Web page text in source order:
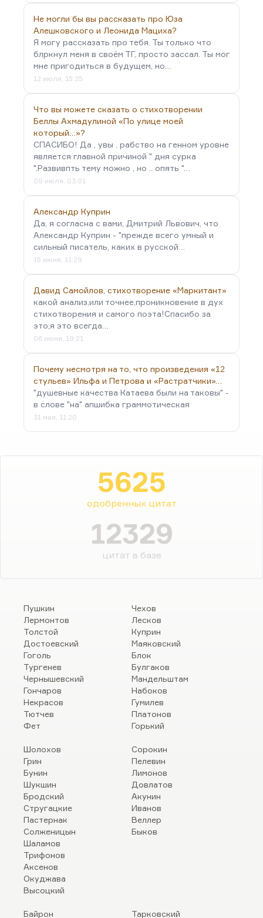
Не могли бы вы рассказать про Юза
Алешковского и Леонида Мациха?
Я могу рассказать про тебя. Ты только что
блркнул меня в своём ТГ, просто зассал. Ты мог
мне пригодиться в будущем, но…
12 июля, 15:25
Что вы можете сказать о стихотворении
Беллы Ахмадулиной «По улице моей
который…»?
СПАСИБО! Да , увы . рабство на генном уровне
является главной причиной " дня сурка
".Развивпть тему можно , но .. опять "…
09 июля, 03:01
Александр Куприн
Да, я согласна с вами, Дмитрий Львович, что
Александр Куприн - "прежде всего умный и
сильный писатель, каких в русской…
15 июня, 11:29
Давид Самойлов, стихотворение «Маркитант»
какой анализ,или точнее,проникновение в дух
стихотворения и самого поэта!Спасибо за
это,я это всегда…
06 июня, 19:21
Почему несмотря на то, что произведения «12
стульев» Ильфа и Петрова и «Растратчики»…
"душевные качества Катаева были на таковы" -
в слове "на" апшибка граммотическая
31 мая, 11:20
5625
одобренных цитат
12329
цитат в базе
Пушкин
Лермонтов
Толстой
Достоевский
Гоголь
Тургенев
Чернышевский
Гончаров
Некрасов
Тютчев
Фет
Чехов
Лесков
Куприн
Маяковский
Блок
Булгаков
Мандельштам
Набоков
Гумилев
Платонов
Горький
Шолохов
Грин
Бунин
Шукшин
Бродский
Стругацкие
Пастернак
Солженицын
Шаламов
Трифонов
Аксенов
Окуджава
Высоцкий
Сорокин
Пелевин
Лимонов
Довлатов
Акунин
Иванов
Веллер
Быков
Байрон Тарковский